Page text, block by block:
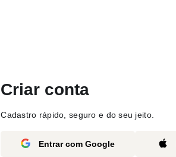
Criar conta
Cadastro rápido, seguro e do seu jeito.
Entrar com Google